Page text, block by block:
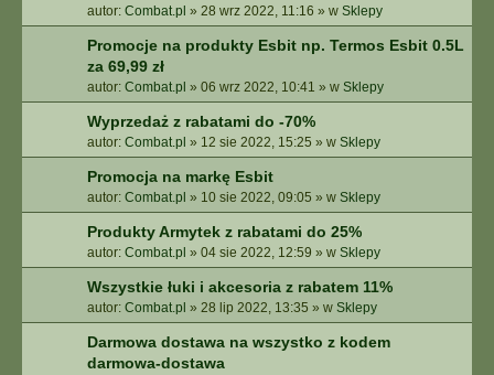
autor: Combat.pl » 28 wrz 2022, 11:16 » w Sklepy
Promocje na produkty Esbit np. Termos Esbit 0.5L
za 69,99 zł
autor: Combat.pl » 06 wrz 2022, 10:41 » w Sklepy
Wyprzedaż z rabatami do -70%
autor: Combat.pl » 12 sie 2022, 15:25 » w Sklepy
Promocja na markę Esbit
autor: Combat.pl » 10 sie 2022, 09:05 » w Sklepy
Produkty Armytek z rabatami do 25%
autor: Combat.pl » 04 sie 2022, 12:59 » w Sklepy
Wszystkie łuki i akcesoria z rabatem 11%
autor: Combat.pl » 28 lip 2022, 13:35 » w Sklepy
Darmowa dostawa na wszystko z kodem
darmowa-dostawa